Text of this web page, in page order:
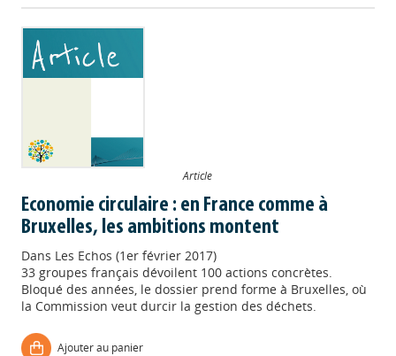
Article
Economie circulaire : en France comme à
Bruxelles, les ambitions montent
Dans Les Echos (1er février 2017)
33 groupes français dévoilent 100 actions concrètes.
Bloqué des années, le dossier prend forme à Bruxelles, où
la Commission veut durcir la gestion des déchets.
Ajouter au panier
Appels à projets